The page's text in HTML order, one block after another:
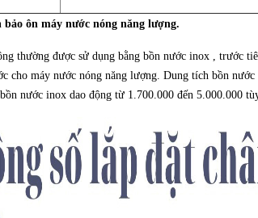
ôn máy nước nóng năng lượng.
thường được sử dụng bằng bồn nước inox , trước
cho máy nước nóng năng lượng. Dung tích bồn
nước inox dao động từ 1.700.000 đến 5.000.000